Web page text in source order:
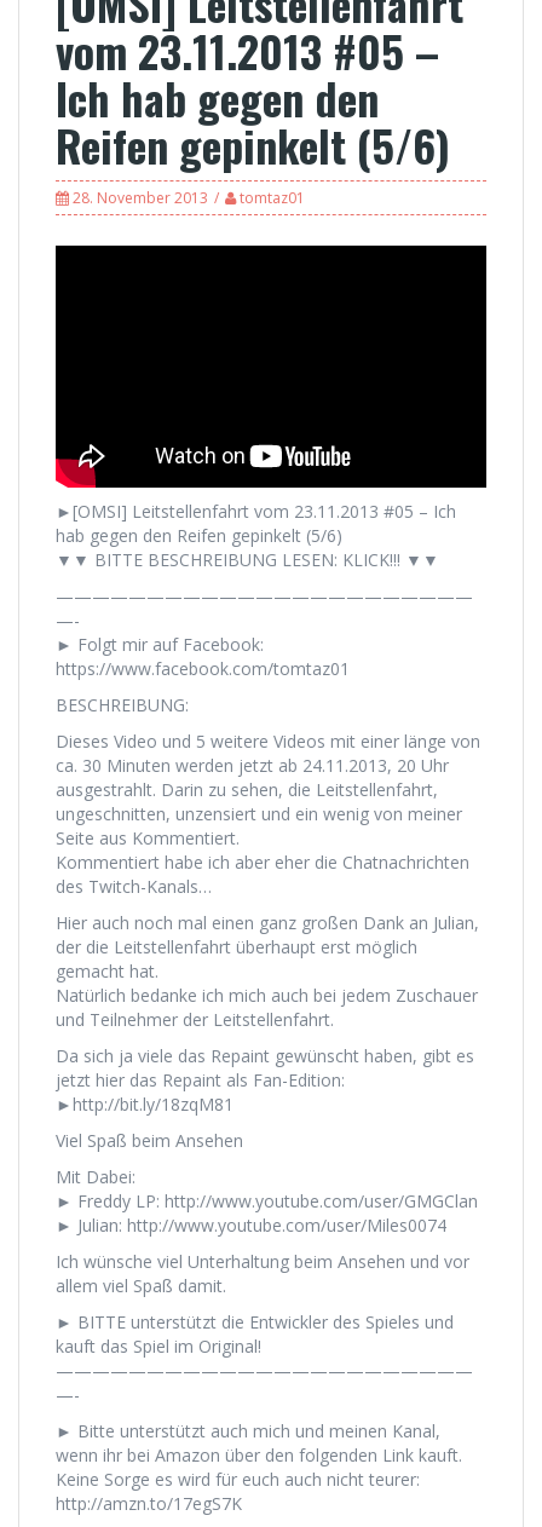
vom 23.11.2013 #05 –
Ich hab gegen den
Reifen gepinkelt (5/6)
28. November 2013 tomtaz01
►[OMSI] Leitstellenfahrt vom 23.11.2013 #05 – Ich
hab gegen den Reifen gepinkelt (5/6)
▼▼ BITTE BESCHREIBUNG LESEN: KLICK!!! ▼▼
———————————————————————
—-
► Folgt mir auf Facebook:
https://www.facebook.com/tomtaz01
BESCHREIBUNG:
Dieses Video und 5 weitere Videos mit einer länge von
ca. 30 Minuten werden jetzt ab 24.11.2013, 20 Uhr
ausgestrahlt. Darin zu sehen, die Leitstellenfahrt,
ungeschnitten, unzensiert und ein wenig von meiner
Seite aus Kommentiert.
Kommentiert habe ich aber eher die Chatnachrichten
des Twitch-Kanals…
Hier auch noch mal einen ganz großen Dank an Julian,
der die Leitstellenfahrt überhaupt erst möglich
gemacht hat.
Natürlich bedanke ich mich auch bei jedem Zuschauer
und Teilnehmer der Leitstellenfahrt.
Da sich ja viele das Repaint gewünscht haben, gibt es
jetzt hier das Repaint als Fan-Edition:
►http://bit.ly/18zqM81
Viel Spaß beim Ansehen
Mit Dabei:
► Freddy LP: http://www.youtube.com/user/GMGClan
► Julian: http://www.youtube.com/user/Miles0074
Ich wünsche viel Unterhaltung beim Ansehen und vor
allem viel Spaß damit.
► BITTE unterstützt die Entwickler des Spieles und
kauft das Spiel im Original!
———————————————————————
—-
► Bitte unterstützt auch mich und meinen Kanal,
wenn ihr bei Amazon über den folgenden Link kauft.
Keine Sorge es wird für euch auch nicht teurer:
http://amzn.to/17egS7K